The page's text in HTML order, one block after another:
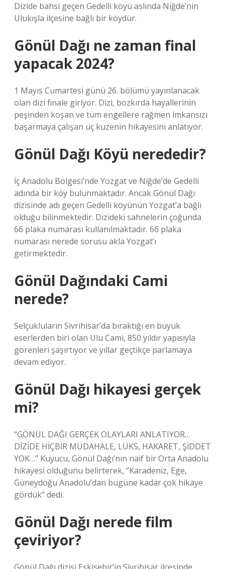
Dizide bahsi geçen Gedelli köyü aslında Niğde’nin
Ulukışla ilçesine bağlı bir köydür.
Gönül Dağı ne zaman final
yapacak 2024?
1 Mayıs Cumartesi günü 26. bölümü yayınlanacak
olan dizi finale giriyor. Dizi, bozkırda hayallerinin
peşinden koşan ve tüm engellere rağmen imkansızı
başarmaya çalışan üç kuzenin hikayesini anlatıyor.
Gönül Dağı Köyü nerededir?
İç Anadolu Bölgesi’nde Yozgat ve Niğde’de Gedelli
adında bir köy bulunmaktadır. Ancak Gönül Dağı
dizisinde adı geçen Gedelli köyünün Yozgat’a bağlı
olduğu bilinmektedir. Dizideki sahnelerin çoğunda
66 plaka numarası kullanılmaktadır. 66 plaka
numarası nerede sorusu akla Yozgat’ı
getirmektedir.
Gönül Dağındaki Cami
nerede?
Selçukluların Sivrihisar’da bıraktığı en büyük
eserlerden biri olan Ulu Cami, 850 yıldır yapısıyla
görenleri şaşırtıyor ve yıllar geçtikçe parlamaya
devam ediyor.
Gönül Dağı hikayesi gerçek
mi?
“GÖNÜL DAĞI GERÇEK OLAYLARI ANLATIYOR…
DİZİDE HİÇBİR MÜDAHALE, LÜKS, HAKARET, ŞİDDET
YOK…” Kuyucu, Gönül Dağı’nın naif bir Orta Anadolu
hikayesi olduğunu belirterek, “Karadeniz, Ege,
Güneydoğu Anadolu’dan bugüne kadar çok hikaye
gördük” dedi.
Gönül Dağı nerede film
çeviriyor?